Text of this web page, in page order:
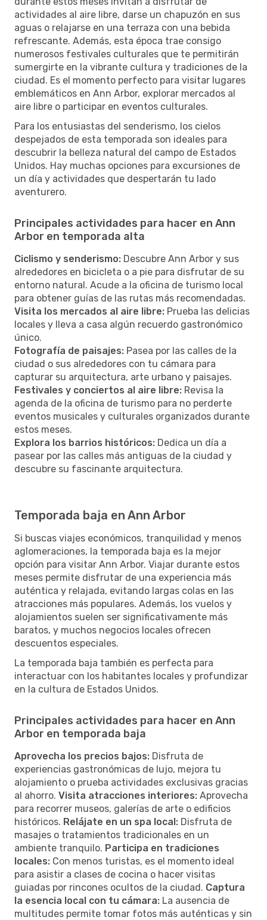
actividades al aire libre, darse un chapuzón en sus
aguas o relajarse en una terraza con una bebida
refrescante. Además, esta época trae consigo
numerosos festivales culturales que te permitirán
sumergirte en la vibrante cultura y tradiciones de la
ciudad. Es el momento perfecto para visitar lugares
emblemáticos en Ann Arbor, explorar mercados al
aire libre o participar en eventos culturales.
Para los entusiastas del senderismo, los cielos
despejados de esta temporada son ideales para
descubrir la belleza natural del campo de Estados
Unidos. Hay muchas opciones para excursiones de
un día y actividades que despertarán tu lado
aventurero.
Principales actividades para hacer en Ann
Arbor en temporada alta
Ciclismo y senderismo: Descubre Ann Arbor y sus
alrededores en bicicleta o a pie para disfrutar de su
entorno natural. Acude a la oficina de turismo local
para obtener guías de las rutas más recomendadas.
Visita los mercados al aire libre: Prueba las delicias
locales y lleva a casa algún recuerdo gastronómico
único.
Fotografía de paisajes: Pasea por las calles de la
ciudad o sus alrededores con tu cámara para
capturar su arquitectura, arte urbano y paisajes.
Festivales y conciertos al aire libre: Revisa la
agenda de la oficina de turismo para no perderte
eventos musicales y culturales organizados durante
estos meses.
Explora los barrios históricos: Dedica un día a
pasear por las calles más antiguas de la ciudad y
descubre su fascinante arquitectura.
Temporada baja en Ann Arbor
Si buscas viajes económicos, tranquilidad y menos
aglomeraciones, la temporada baja es la mejor
opción para visitar Ann Arbor. Viajar durante estos
meses permite disfrutar de una experiencia más
auténtica y relajada, evitando largas colas en las
atracciones más populares. Además, los vuelos y
alojamientos suelen ser significativamente más
baratos, y muchos negocios locales ofrecen
descuentos especiales.
La temporada baja también es perfecta para
interactuar con los habitantes locales y profundizar
en la cultura de Estados Unidos.
Principales actividades para hacer en Ann
Arbor en temporada baja
Aprovecha los precios bajos: Disfruta de
experiencias gastronómicas de lujo, mejora tu
alojamiento o prueba actividades exclusivas gracias
al ahorro. Visita atracciones interiores: Aprovecha
para recorrer museos, galerías de arte o edificios
históricos. Relájate en un spa local: Disfruta de
masajes o tratamientos tradicionales en un
ambiente tranquilo. Participa en tradiciones
locales: Con menos turistas, es el momento ideal
para asistir a clases de cocina o hacer visitas
guiadas por rincones ocultos de la ciudad. Captura
la esencia local con tu cámara: La ausencia de
multitudes permite tomar fotos más auténticas y sin